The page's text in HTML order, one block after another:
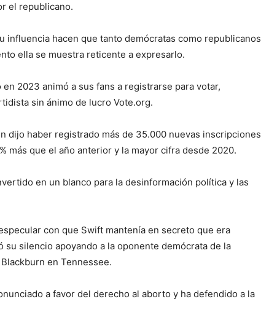
el republicano.
influencia hacen que tanto demócratas como republicanos
ella se muestra reticente a expresarlo.
2023 animó a sus fans a registrarse para votar,
sin ánimo de lucro Vote.org.
dijo haber registrado más de 35.000 nuevas inscripciones
más que el año anterior y la mayor cifra desde 2020.
en un blanco para la desinformación política y las
con que Swift mantenía en secreto que era
su silencio apoyando a la oponente demócrata de la
en Tennessee.
a favor del derecho al aborto y ha defendido a la